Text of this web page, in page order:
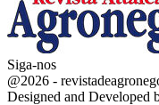
Siga-nos
Facebook
Twitter
Instagram
Linkedin
Youtube
Email
@2026 -
Designed and Developed